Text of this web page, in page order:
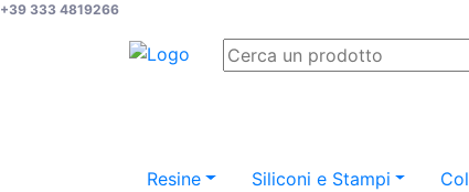
+39 333 4819266
Resine Siliconi e Stampi